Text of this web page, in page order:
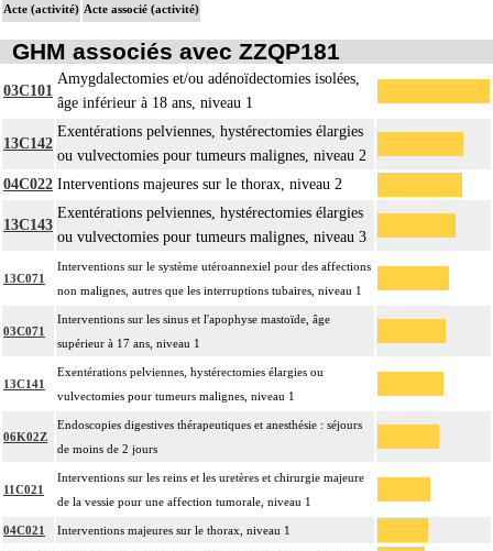
Acte (activité) Acte associé (activité)
GHM associés avec ZZQP181
03C101
Amygdalectomies et/ou adénoïdectomies isolées,
âge inférieur à 18 ans, niveau 1
13C142
Exentérations pelviennes, hystérectomies élargies
ou vulvectomies pour tumeurs malignes, niveau 2
04C022 Interventions majeures sur le thorax, niveau 2
13C143
Exentérations pelviennes, hystérectomies élargies
ou vulvectomies pour tumeurs malignes, niveau 3
13C071
Interventions sur le système utéroannexiel pour des affections
non malignes, autres que les interruptions tubaires, niveau 1
03C071
Interventions sur les sinus et l'apophyse mastoïde, âge
supérieur à 17 ans, niveau 1
13C141
Exentérations pelviennes, hystérectomies élargies ou
vulvectomies pour tumeurs malignes, niveau 1
06K02Z
Endoscopies digestives thérapeutiques et anesthésie : séjours
de moins de 2 jours
11C021
Interventions sur les reins et les uretères et chirurgie majeure
de la vessie pour une affection tumorale, niveau 1
04C021 Interventions majeures sur le thorax, niveau 1